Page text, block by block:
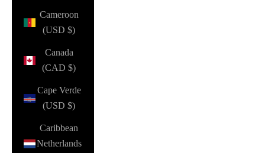
Cameroon
(USD $)
Canada
(CAD $)
Cape Verde
(USD $)
Caribbean
Netherlands